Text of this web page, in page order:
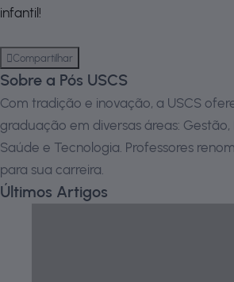
infantil!
Compartilhar
Sobre a Pós USCS
Com tradição e inovação, a USCS
graduação em diversas áreas: Gestão,
Saúde e Tecnologia. Professores
para sua carreira.
Últimos Artigos